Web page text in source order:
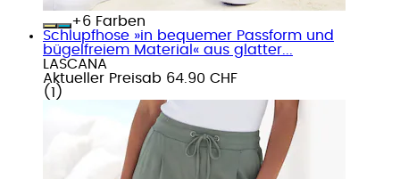
+
Farben
Schlupfhose »in bequemer Passform und
bügelfreiem Material« aus glatter...
LASCANA
Aktueller Preisab 64.90 CHF
( 1 )